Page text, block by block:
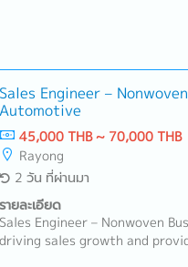
Sales Engineer –
Automotive
45,000 THB ~ 70,000 THB
Rayong
2 วัน ที่ผ่านมา
รายละเอียด
Sales Engineer – Nonwoven
driving sales growth and